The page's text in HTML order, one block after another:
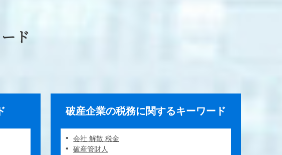
ド
破産企業の税務に関するキーワード
会社 解散 税金
破産管財人